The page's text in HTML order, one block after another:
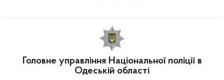
Головне управління Національної поліції в
Одеській області